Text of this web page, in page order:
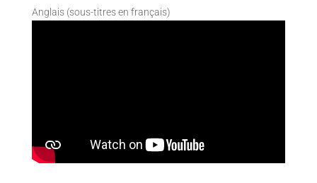
Anglais (sous-titres en français)